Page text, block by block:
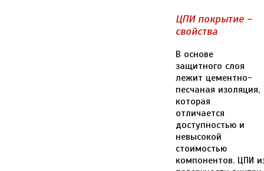
ЦПИ покрытие –
свойства
В основе
защитного слоя
лежит цементно-
песчаная изоляция,
которая
отличается
доступностью и
невысокой
стоимостью
компонентов. ЦПИ